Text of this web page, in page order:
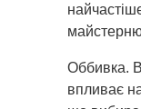
Оббивка.
впливає